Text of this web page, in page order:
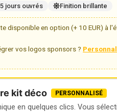
jours ouvrés Finition brillante
disponible en option (+ 10 EUR) à
vos logos sponsors ?
kit déco PERSONNALISÉ
en quelques clics. Vous